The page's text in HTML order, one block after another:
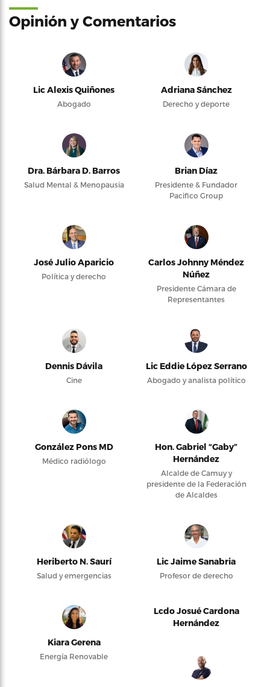
Opinión y Comentarios
Lic Alexis Quiñones
Abogado
Adriana Sánchez
Derecho y deporte
Dra. Bárbara D. Barros
Salud Mental & Menopausia
Brian Díaz
Presidente & Fundador
Pacifico Group
José Julio Aparicio
Política y derecho
Carlos Johnny Méndez
Núñez
Presidente Cámara de
Representantes
Dennis Dávila
Cine
Lic Eddie López Serrano
Abogado y analista político
González Pons MD
Médico radiólogo
Hon. Gabriel “Gaby”
Hernández
Alcalde de Camuy y
presidente de la Federación
de Alcaldes
Heriberto N. Saurí
Salud y emergencias
Lic Jaime Sanabria
Profesor de derecho
Kiara Gerena
Energía Renovable
Lcdo Josué Cardona
Hernández